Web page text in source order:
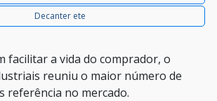
Decanter ete
facilitar a vida do comprador, o
reuniu o maior número de
referência no mercado.